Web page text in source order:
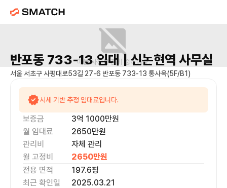
매물 사진을 준비 중이에요.
반포동 733-13임대 | 신논현역 사무실
서울 서초구 사평대로53길 27-6 반포동 733-13 통사옥(5F/B1)
시세 기반 추정 임대료입니다.
보증금 3억 1000만원
월 임대료
2650만원
관리비
자체 관리
월 고정비
2650만원
전용 면적
197.6평
최근 확인일
2025.03.21